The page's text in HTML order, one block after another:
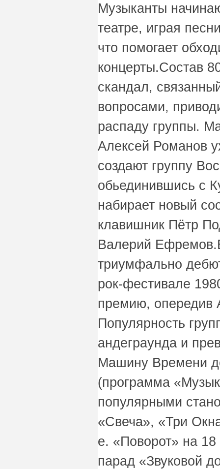
Музыканты
театре, играя
что помогает
концерты.Состав
скандал,
вопросами,
распаду группы.
Алексей Романов
создают группу
обьединившись с
набирает новый
клавишник Пётр
Валерий
триумфально
рок-фестивале
премию, опередив
Популярность
андеграунда и
Машину Времени
(программа
популярными
«Свеча», «Три
е. «Поворот» на 18
парад «Звуковой